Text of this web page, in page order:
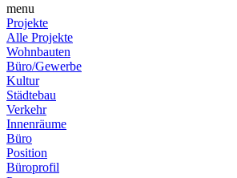
menu
Projekte
Alle Projekte
Wohnbauten
Büro/Gewerbe
Kultur
Städtebau
Verkehr
Innenräume
Büro
Position
Büroprofil